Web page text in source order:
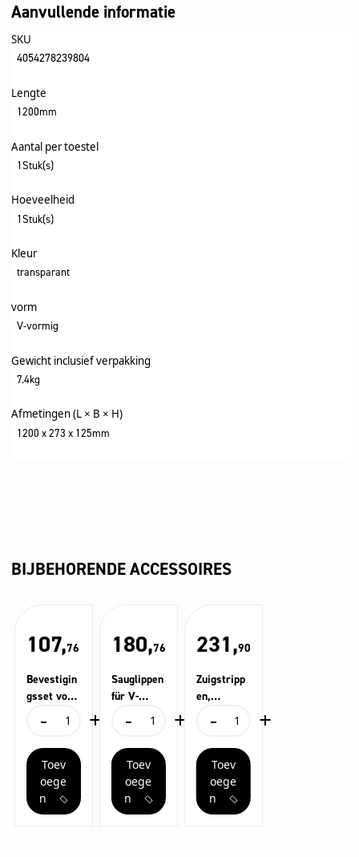
Aanvullende informatie
SKU
4054278239804
Lengte
1200mm
Aantal per toestel
1Stuk(s)
Hoeveelheid
1Stuk(s)
Kleur
transparant
vorm
V-vormig
Gewicht inclusief verpakking
7.4kg
Afmetingen (L × B × H)
1200 x 273 x 125mm
BIJBEHORENDE ACCESSOIRES
107,76
Bevestigin
gsset voor
zuigbalken
-
Bevestigingsset
geleiderollen
zuigbalken
aantal
+
Toev
oege
n
180,76
Sauglippen
für V-
oliebesten
dig,
geribbeld,
1334 mm
-
Sauglippen
V-
Saugbalken,
oliebestendig,
geribbeld,
1334
+
Toev
oege
n
231,90
Zuigstripp
en,
1334 mm
-
Zuigstrippen,
1334
mm
aantal
+
Toev
oege
n